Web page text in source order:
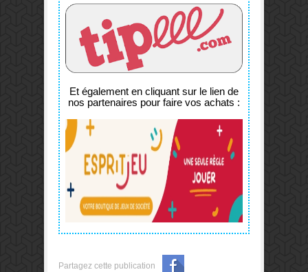
Et également en cliquant sur le lien de
nos partenaires pour faire vos achats :
Partagez cette publication